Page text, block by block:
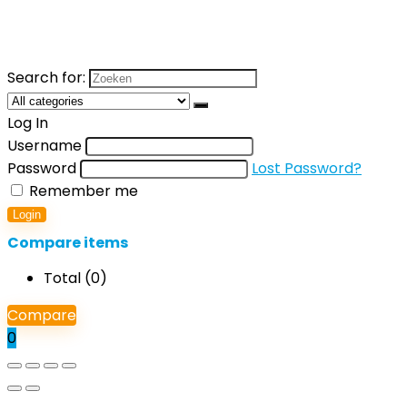
Search for:
Log In
Username
Password
Lost Password?
Remember me
Login
Compare items
Total (0)
Compare
0